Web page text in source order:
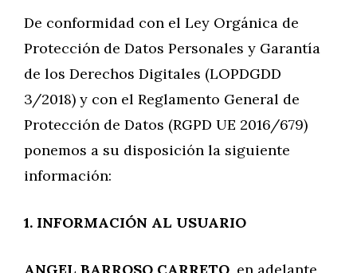
De conformidad con el Ley Orgánica de
Protección de Datos Personales y Garantía
de los Derechos Digitales (LOPDGDD
3/2018) y con el Reglamento General de
Protección de Datos (RGPD UE 2016/679)
ponemos a su disposición la siguiente
información:
1. INFORMACIÓN AL USUARIO